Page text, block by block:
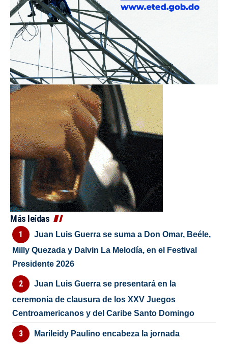
Más leídas
Juan Luis Guerra se suma a Don Omar, Beéle,
Milly Quezada y Dalvin La Melodía, en el Festival
Presidente 2026
Juan Luis Guerra se presentará en la
ceremonia de clausura de los XXV Juegos
Centroamericanos y del Caribe Santo Domingo
Marileidy Paulino encabeza la jornada